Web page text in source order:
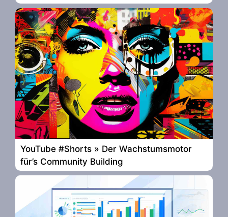
YouTube #Shorts » Der Wachstumsmotor
für’s Community Building